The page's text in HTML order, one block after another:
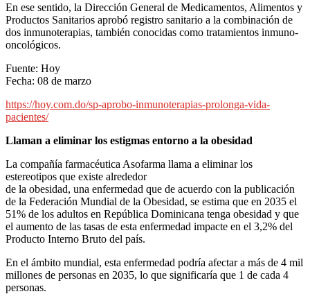
En ese sentido, la Dirección General de Medicamentos, Alimentos y
Productos Sanitarios aprobó registro sanitario a la combinación de
dos inmunoterapias, también conocidas como tratamientos inmuno-
oncológicos.
Fuente: Hoy
Fecha: 08 de marzo
https://hoy.com.do/sp-aprobo-inmunoterapias-prolonga-vida-
pacientes/
Llaman a eliminar los estigmas entorno a la obesidad
La compañía farmacéutica Asofarma llama a eliminar los
estereotipos que existe alrededor
de la obesidad, una enfermedad que de acuerdo con la publicación
de la Federación Mundial de la Obesidad, se estima que en 2035 el
51% de los adultos en República Dominicana tenga obesidad y que
el aumento de las tasas de esta enfermedad impacte en el 3,2% del
Producto Interno Bruto del país.
En el ámbito mundial, esta enfermedad podría afectar a más de 4 mil
millones de personas en 2035, lo que significaría que 1 de cada 4
personas.